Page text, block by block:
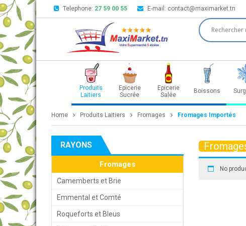
Telephone: 27 59 00 55 E-mail: contact@maximarket.tn
Produits
Laitiers
Epicerie
Sucrée
Epicerie
Salée
Boissons
Home Produits Laitiers Fromages Fromages Importés
RAYONS
Fromages
Camemberts et Brie
Emmental et Comté
Roqueforts et Bleus
No